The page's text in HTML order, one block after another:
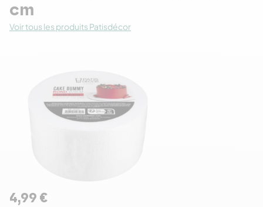
cm
Voir tous les produits Patisdécor
4,99 €